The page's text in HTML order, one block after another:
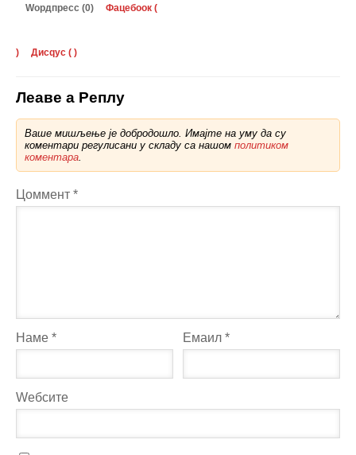
Wордпресс (0) Фацебоок (
) Дисqус ( )
Леаве а Реплy
Ваше мишљење је добродошло. Имајте на уму да су
коментари регулисани у складу са нашом политиком
коментара
Цоммент *
Наме * Емаил*
Wебсите